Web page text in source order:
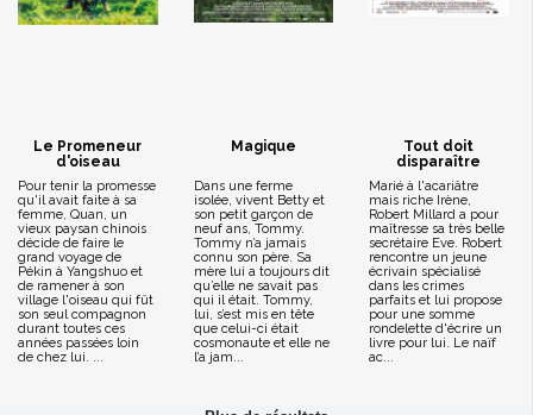
Le Promeneur
d'oiseau
Pour tenir la promesse
qu'il avait faite à sa
femme, Quan, un
vieux paysan chinois
décide de faire le
grand voyage de
Pékin à Yangshuo et
de ramener à son
village l'oiseau qui fût
son seul compagnon
durant toutes ces
années passées loin
de chez lui. ...
Magique
Dans une ferme
isolée, vivent Betty et
son petit garçon de
neuf ans, Tommy.
Tommy n’a jamais
connu son père. Sa
mère lui a toujours dit
qu’elle ne savait pas
qui il était. Tommy,
lui, s’est mis en tête
que celui-ci était
cosmonaute et elle ne
l’a jam...
Tout doit
disparaître
Marié à l'acariâtre
mais riche Irène,
Robert Millard a pour
maîtresse sa très belle
secrétaire Eve. Robert
rencontre un jeune
écrivain spécialisé
dans les crimes
parfaits et lui propose
pour une somme
rondelette d'écrire un
livre pour lui. Le naïf
ac...